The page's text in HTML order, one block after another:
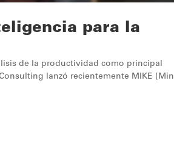
para la
de la productividad como principal
lanzó recientemente MIKE